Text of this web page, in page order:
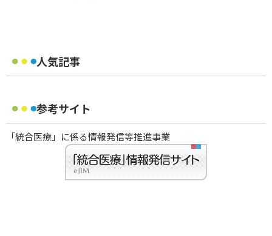
人気記事
参考サイト
「統合医療」に係る情報発信等推進事業